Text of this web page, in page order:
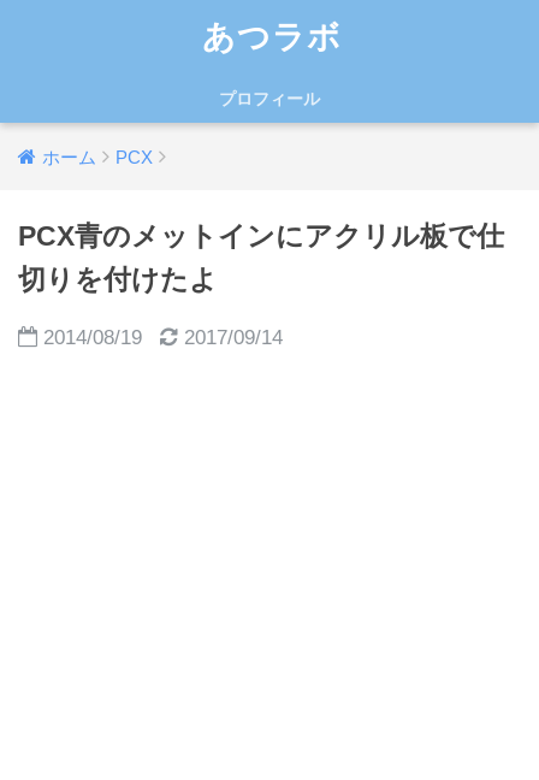
あつラボ
プロフィール
ホーム PCX
PCX青のメットインにアクリル板で仕
切りを付けたよ
2014/08/19 2017/09/14